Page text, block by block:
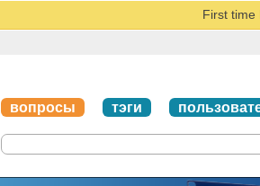
First time
вопросы тэги